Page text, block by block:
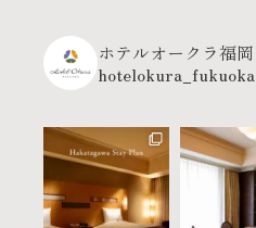
hotelokura_fukuoka